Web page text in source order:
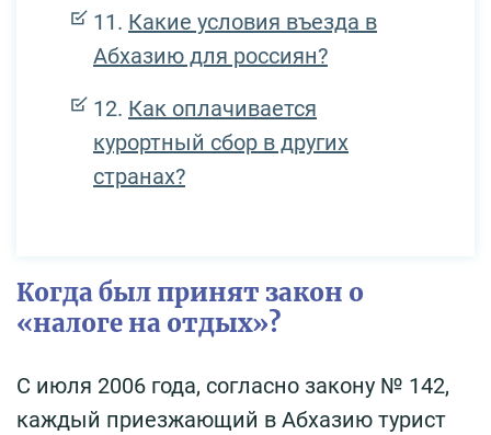
Какие условия въезда в
Абхазию для россиян?
Как оплачивается
курортный сбор в других
странах?
Когда был принят закон о
«налоге на отдых»?
С июля 2006 года, согласно закону № 142,
каждый приезжающий в Абхазию турист